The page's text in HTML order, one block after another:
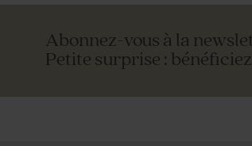
Abonnez-vous à la
Petite surprise :